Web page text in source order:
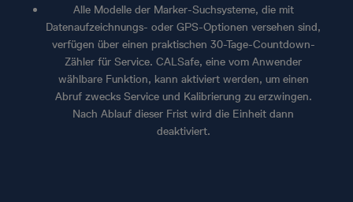
Alle Modelle der Marker-Suchsysteme, die mit
Datenaufzeichnungs- oder GPS-Optionen versehen sind,
verfügen über einen praktischen 30-Tage-Countdown-
Zähler für Service. CALSafe, eine vom Anwender
wählbare Funktion, kann aktiviert werden, um einen
Abruf zwecks Service und Kalibrierung zu erzwingen.
Nach Ablauf dieser Frist wird die Einheit dann
deaktiviert.